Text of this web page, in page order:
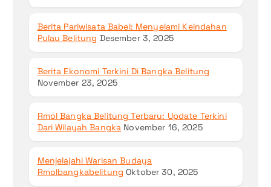
Berita Pariwisata Babel: Menyelami Keindahan
Pulau Belitung Desember 3, 2025
Berita Ekonomi Terkini Di Bangka Belitung
November 23, 2025
Rmol Bangka Belitung Terbaru: Update Terkini
Dari Wilayah Bangka November 16, 2025
Menjelajahi Warisan Budaya
Rmolbangkabelitung Oktober 30, 2025